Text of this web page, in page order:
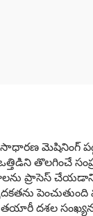
మెషినింగ్
తొలగించే
ప్రాసెస్
పెంచుతుంది
దశల